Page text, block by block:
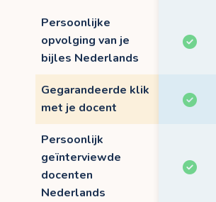
Persoonlijke
opvolging van je
bijles Nederlands
Gegarandeerde klik
met je docent
Persoonlijk
geïnterviewde
docenten
Nederlands